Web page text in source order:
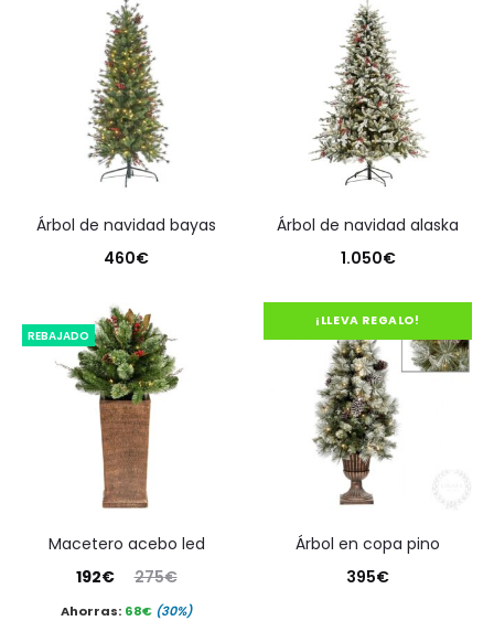
árbol de navidad bayas
460€
árbol de navidad alaska
1.050€
REBAJADO
macetero acebo led
275€
El
precio
192€
El
precioAhorras: 68€ (30%)
¡LLEVA REGALO!
árbol en copa pino
395€